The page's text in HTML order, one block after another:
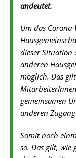
andeutet.
Um das
dieser Situation
anderen
möglich. Das
gemeinsamen
anderen
Somit noch
so. Das gilt,